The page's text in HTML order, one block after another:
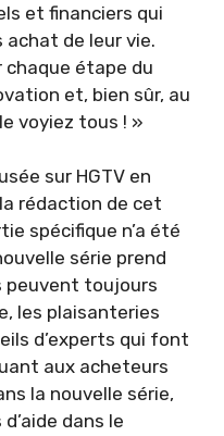
et financiers qui
achat de leur vie.
chaque étape du
et, bien sûr, au
voyiez tous ! »
sur HGTV en
rédaction de cet
spécifique n’a été
série prend
peuvent toujours
les plaisanteries
d’experts qui font
aux acheteurs
la nouvelle série,
dans le